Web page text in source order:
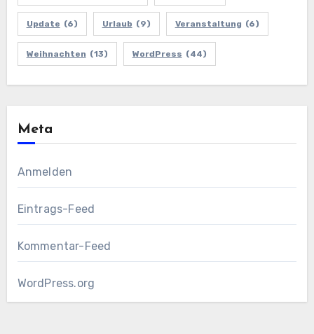
Update (6) Urlaub (9) Veranstaltung (6)
Weihnachten (13) WordPress (44)
Meta
Anmelden
Eintrags-Feed
Kommentar-Feed
WordPress.org